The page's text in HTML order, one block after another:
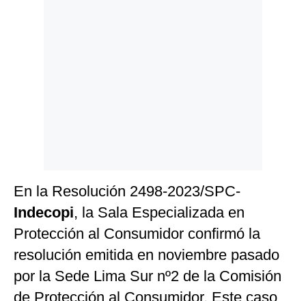
En la Resolución 2498-2023/SPC-
Indecopi, la Sala Especializada en
Protección al Consumidor confirmó la
resolución emitida en noviembre pasado
por la Sede Lima Sur nº2 de la Comisión
de Protección al Consumidor. Este caso